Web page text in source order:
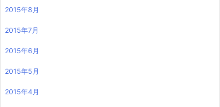
2015年8月
2015年7月
2015年6月
2015年5月
2015年4月